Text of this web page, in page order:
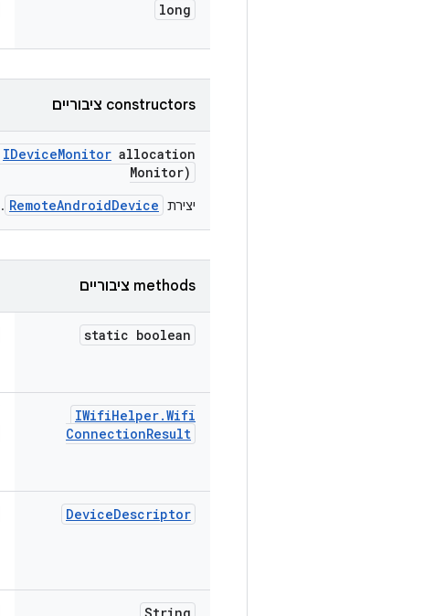
long
‫constructors ציבוריים
IDeviceMonitor allocation
Monitor)
יצירת RemoteAndroidDevice
.
‫methods ציבוריים
static boolean
IWifiHelper.Wifi
ConnectionResult
DeviceDescriptor